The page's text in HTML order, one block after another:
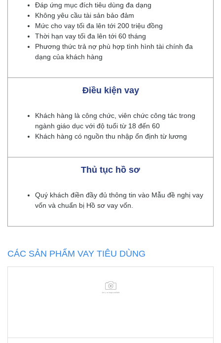
Đáp ứng mục đích tiêu dùng đa dạng
Không yêu cầu tài sản bảo đảm
Mức cho vay tối đa lên tới 200 triệu đồng
Thời hạn vay tối đa lên tới 60 tháng
Phương thức trả nợ phù hợp tình hình tài chính đa
dạng của khách hàng
Điều kiện vay
Khách hàng là công chức, viên chức công tác trong
ngành giáo dục với độ tuổi từ 18 đến 60
Khách hàng có nguồn thu nhập ổn định từ lương
Thủ tục hồ sơ
Quý khách điền đầy đủ thông tin vào Mẫu đề nghị vay
vốn và chuẩn bị Hồ sơ vay vốn.
CÁC SẢN PHẨM VAY TIÊU DÙNG